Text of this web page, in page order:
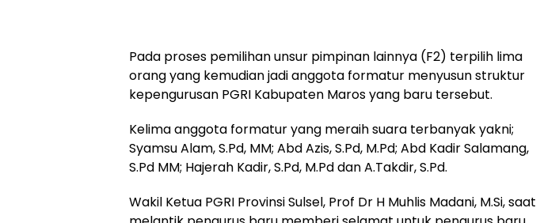
Pada proses pemilihan unsur pimpinan lainnya (F2) terpilih lima
orang yang kemudian jadi anggota formatur menyusun struktur
kepengurusan PGRI Kabupaten Maros yang baru tersebut.
Kelima anggota formatur yang meraih suara terbanyak yakni;
Syamsu Alam, S.Pd, MM; Abd Azis, S.Pd, M.Pd; Abd Kadir Salamang,
S.Pd MM; Hajerah Kadir, S.Pd, M.Pd dan A.Takdir, S.Pd.
Wakil Ketua PGRI Provinsi Sulsel, Prof Dr H Muhlis Madani, M.Si, saat